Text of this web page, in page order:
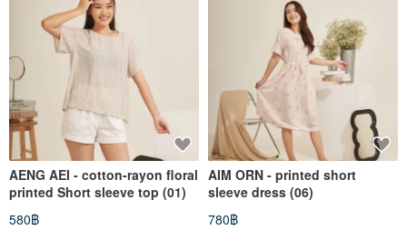
AENG AEI - cotton-rayon floral
printed Short sleeve top (01)
580฿
AIM ORN - printed short
sleeve dress (06)
780฿